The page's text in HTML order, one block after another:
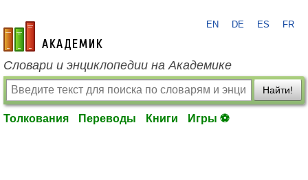
academic.ru
EN DE ES FR
Словари и энциклопедии на Академике
Найти!
Толкования Переводы Книги Игры ⚽